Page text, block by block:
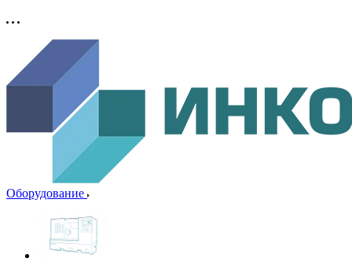
Оборудование